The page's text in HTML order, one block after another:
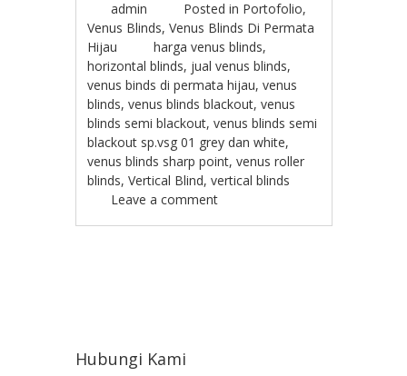
admin Posted in Portofolio,
Venus Blinds,Venus Blinds Di Permata
Hijau
harga venus blinds,
horizontal blinds, jual venus blinds,
venus binds di permata hijau,venus
blinds,venus blinds blackout,venus
blinds semi blackout,venus blinds semi
blackout sp.vsg 01 grey dan white,
venus blinds sharp point,venus roller
blinds,Vertical Blind,vertical blinds
Leave a comment
Hubungi Kami